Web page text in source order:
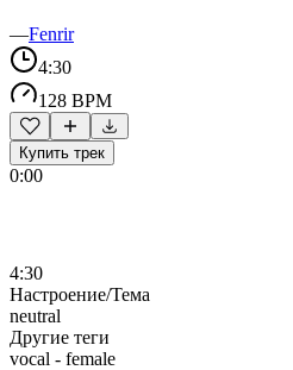
—Fenrir
4:30
128 BPM
Купить трек
0:00
4:30
Настроение/Тема
neutral
Другие теги
vocal - female